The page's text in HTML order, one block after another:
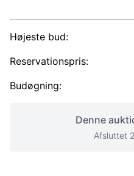
Højeste bud:
Reservationspris:
Budøgning:
Denne
Afsluttet